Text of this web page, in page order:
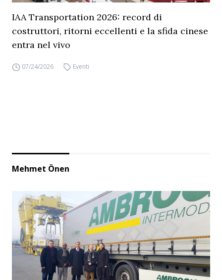
IAA Transportation 2026: record di
costruttori, ritorni eccellenti e la sfida cinese
entra nel vivo
07/24/2026 Eventi
Mehmet Önen